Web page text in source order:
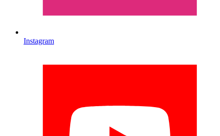
Instagram